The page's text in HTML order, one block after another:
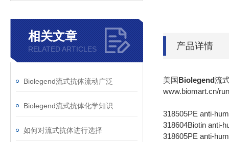
相关文章
RELATED ARTICLES
Biolegend流式抗体流动广泛
Biolegend流式抗体化学知识
如何对流式抗体进行选择
产品详情
美国Biolegend流
www.biomart.cn/
318505PE anti-
318604Biotin anti-
318605PE anti-